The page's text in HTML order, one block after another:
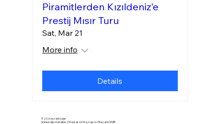
Piramitlerden Kızıldeniz’e
Prestij Mısır Turu
Sat, Mar 21
More info
Details
© 2026 by tatilcruise
Mansuroğlu mahallesi 259 sokak no:56 iç kapı no:1 Bayraklı/İZMİR